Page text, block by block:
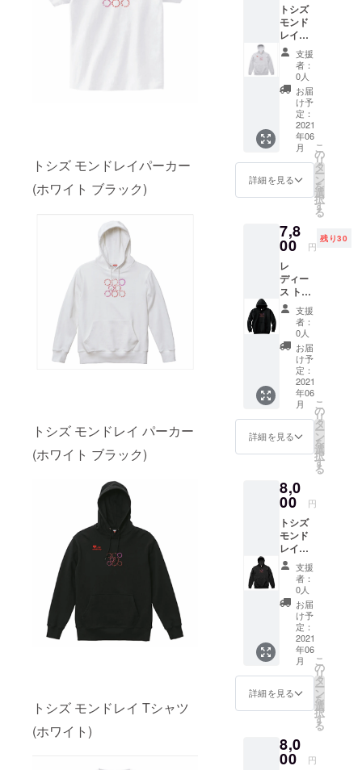
トシズ モンドレイパーカー
(ホワイト ブラック)
トシズ モンドレイ パーカー
(ホワイト ブラック)
トシズ モンドレイ Tシャツ
(ホワイト)
トシズ
モンド
レイ
(Toshi's
mondor
ey) パー
カー ホ
ワイト
サイズ
S M L
素材 綿
100%
インク
ジェッ
トプリ
ント
支援
者：
0人
お届
け予
定：
2021
年06
月
詳細を見る
こ
の
リ
タ
ー
ン
を
選
択
す
る
7,8
00 円
残り30
レ
ディー
ス トシ
ズ モン
ドレイ
(Toshi's
mondor
ey) パー
カー ブ
ラック
サイズ
S M L
素材 綿
100%
ホワイ
トイン
ジェッ
トプリ
ント
支援
者：
0人
お届
け予
定：
2021
年06
月
詳細を見る
こ
の
リ
タ
ー
ン
を
選
択
す
る
8,0
00 円
トシズ
モンド
レイ
(Toshi's
mondor
ey) パー
カー ブ
ラック
サイズ
S M L
素材 綿
100%
ホワイ
トイン
ク
ジェッ
ント
支援
者：
0人
お届
け予
定：
2021
年06
月
詳細を見る
こ
の
リ
タ
ー
ン
を
選
択
す
る
8,0
00 円